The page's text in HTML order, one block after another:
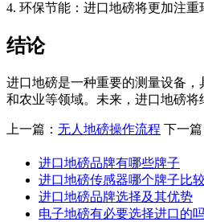
4. 环保节能：进口地磅将更加注
结论
进口地磅是一种重要的测量设备
和农业等领域。未来，进口地磅将
上一篇： 无人地磅操作流程 下一篇
进口地磅品牌有哪些牌子
进口地磅传感器哪个牌子比
进口地磅品牌选择及其优势
电子地磅有必要选择进口的